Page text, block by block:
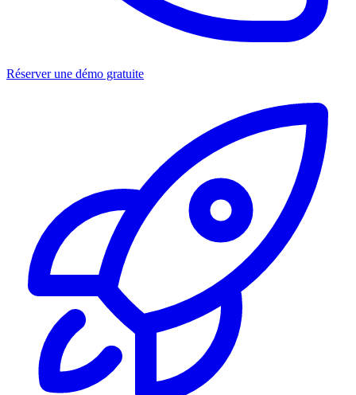
Réserver une démo gratuite